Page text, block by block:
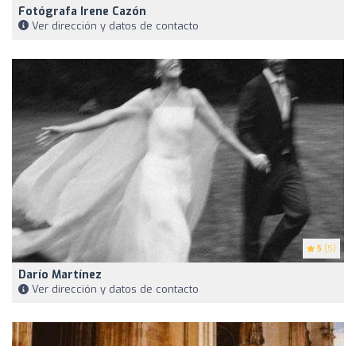
Fotógrafa Irene Cazón
Ver dirección y datos de contacto
5 (5)
Darío Martínez
Ver dirección y datos de contacto